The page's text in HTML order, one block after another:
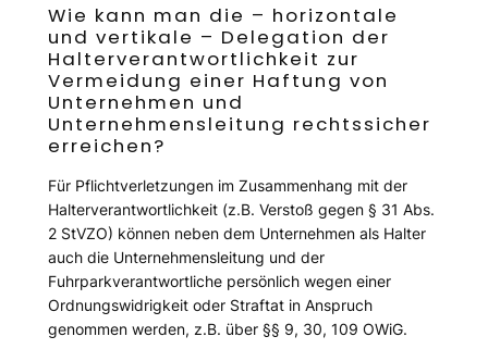
Wie kann man die – horizontale
und vertikale – Delegation der
Halterverantwortlichkeit zur
Vermeidung einer Haftung von
Unternehmen und
Unternehmensleitung rechtssicher
erreichen?
Für Pflichtverletzungen im Zusammenhang mit der
Halterverantwortlichkeit (z.B. Verstoß gegen § 31 Abs.
2 StVZO) können neben dem Unternehmen als Halter
auch die Unternehmensleitung und der
Fuhrparkverantwortliche persönlich wegen einer
Ordnungswidrigkeit oder Straftat in Anspruch
genommen werden, z.B. über §§ 9, 30, 109 OWiG.